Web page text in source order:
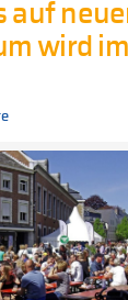
auf
wird